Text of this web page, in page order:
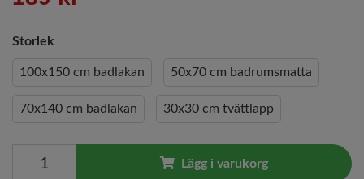
Storlek
100x150 cm badlakan 50x70 cm badrumsmatta
70x140 cm badlakan 30x30 cm tvättlapp
Lägg i varukorg